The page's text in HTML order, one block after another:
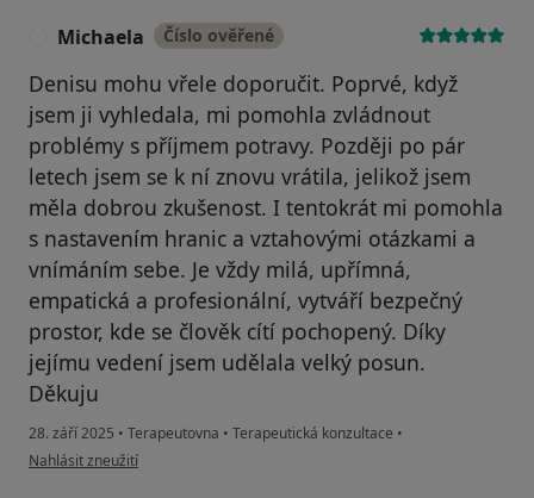
Michaela Číslo ověřené
Denisu mohu vřele doporučit. Poprvé, když
jsem ji vyhledala, mi pomohla zvládnout
problémy s příjmem potravy. Později po pár
letech jsem se k ní znovu vrátila, jelikož jsem
měla dobrou zkušenost. I tentokrát mi pomohla
s nastavením hranic a vztahovými otázkami a
vnímáním sebe. Je vždy milá, upřímná,
empatická a profesionální, vytváří bezpečný
prostor, kde se člověk cítí pochopený. Díky
jejímu vedení jsem udělala velký posun.
Děkuju
28. září 2025 • Terapeutovna • Terapeutická konzultace •
podle názoru uživatele Michaela
Nahlásit zneužití